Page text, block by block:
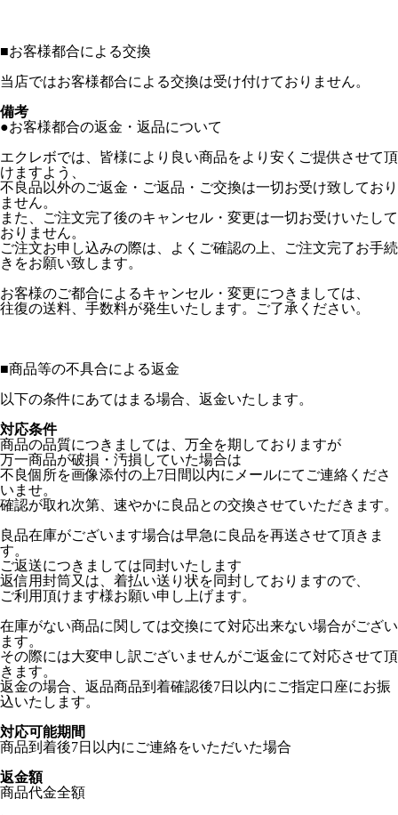
■お客様都合による交換
当店ではお客様都合による交換は受け付けておりません。
備考
●お客様都合の返金・返品について
エクレボでは、皆様により良い商品をより安くご提供させて頂
けますよう、
不良品以外のご返金・ご返品・ご交換は一切お受け致しており
ません。
また、ご注文完了後のキャンセル・変更は一切お受けいたして
おりません。
ご注文お申し込みの際は、よくご確認の上、ご注文完了お手続
きをお願い致します。
お客様のご都合によるキャンセル・変更につきましては、
往復の送料、手数料が発生いたします。ご了承ください。
■商品等の不具合による返金
以下の条件にあてはまる場合、返金いたします。
対応条件
商品の品質につきましては、万全を期しておりますが
万一商品が破損・汚損していた場合は
不良個所を画像添付の上7日間以内にメールにてご連絡くださ
いませ。
確認が取れ次第、速やかに良品との交換させていただきます。
良品在庫がございます場合は早急に良品を再送させて頂きま
す。
ご返送につきましては同封いたします
返信用封筒又は、着払い送り状を同封しておりますので、
ご利用頂けます様お願い申し上げます。
在庫がない商品に関しては交換にて対応出来ない場合がござい
ます。
その際には大変申し訳ございませんがご返金にて対応させて頂
きます。
返金の場合、返品商品到着確認後7日以内にご指定口座にお振
込いたします。
対応可能期間
商品到着後7日以内にご連絡をいただいた場合
返金額
商品代金全額